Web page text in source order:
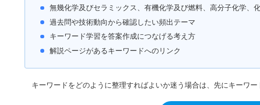
無幾化学及びセラミックス、有機化学及び燃料、高分子化学、
過去問や技術動向から確認したい頻出テーマ
キーワード学習を答案作成につなげる考え方
解説ページがあるキーワードへのリンク
キーワードをどのように整理すればよいか迷う場合は、先にキーワー